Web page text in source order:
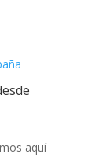
aquí